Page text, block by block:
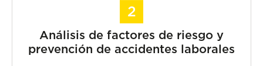
Análisis de factores de riesgo y
prevención de accidentes laborales